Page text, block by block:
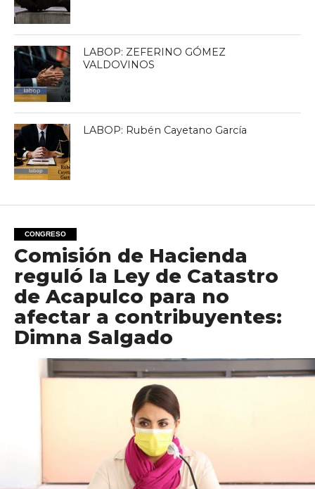
LABOP: ZEFERINO GÓMEZ
VALDOVINOS
LABOP: Rubén Cayetano García
CONGRESO
Comisión de Hacienda
reguló la Ley de Catastro
de Acapulco para no
afectar a contribuyentes:
Dimna Salgado